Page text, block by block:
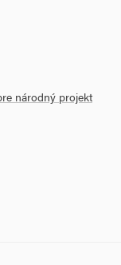
národný projekt